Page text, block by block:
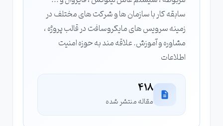
سابقه کار با سازمان ها و شرکت های مختلف در
زمینه سرویس های مایکروسافت در قالب پروژه ،
مشاوره و آموزش. علاقه مند به حوزه امنیت
اطلاعات
418
مقاله منتشر شده